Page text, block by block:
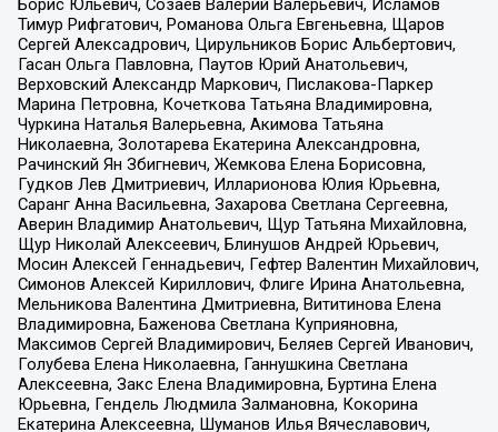
Борис Юльевич, Созаев Валерий Валерьевич, Исламов
Тимур Рифгатович, Романова Ольга Евгеньевна, Щаров
Сергей Алексадрович, Цирульников Борис Альбертович,
Гасан Ольга Павловна, Паутов Юрий Анатольевич,
Верховский Александр Маркович, Пислакова-Паркер
Марина Петровна, Кочеткова Татьяна Владимировна,
Чуркина Наталья Валерьевна, Акимова Татьяна
Николаевна, Золотарева Екатерина Александровна,
Рачинский Ян Збигневич, Жемкова Елена Борисовна,
Гудков Лев Дмитриевич, Илларионова Юлия Юрьевна,
Саранг Анна Васильевна, Захарова Светлана Сергеевна,
Аверин Владимир Анатольевич, Щур Татьяна Михайловна,
Щур Николай Алексеевич, Блинушов Андрей Юрьевич,
Мосин Алексей Геннадьевич, Гефтер Валентин Михайлович,
Симонов Алексей Кириллович, Флиге Ирина Анатольевна,
Мельникова Валентина Дмитриевна, Вититинова Елена
Владимировна, Баженова Светлана Куприяновна,
Максимов Сергей Владимирович, Беляев Сергей Иванович,
Голубева Елена Николаевна, Ганнушкина Светлана
Алексеевна, Закс Елена Владимировна, Буртина Елена
Юрьевна, Гендель Людмила Залмановна, Кокорина
Екатерина Алексеевна, Шуманов Илья Вячеславович,